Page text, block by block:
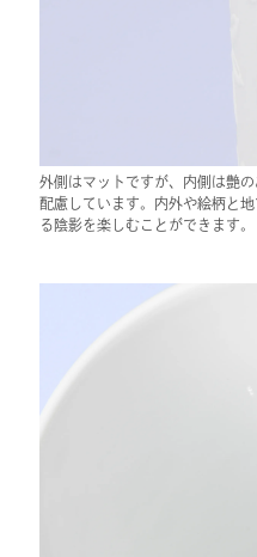
外側はマットですが、内側は艶
配慮しています。内外や絵柄と
る陰影を楽しむことができます。